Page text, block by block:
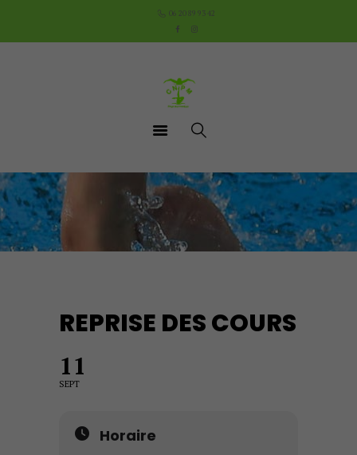
06 20 89 93 42
Le Club
Aquathlon du Pays
Mornantais
Documents utiles
REPRISE DES COURS
11
SEPT
Horaire